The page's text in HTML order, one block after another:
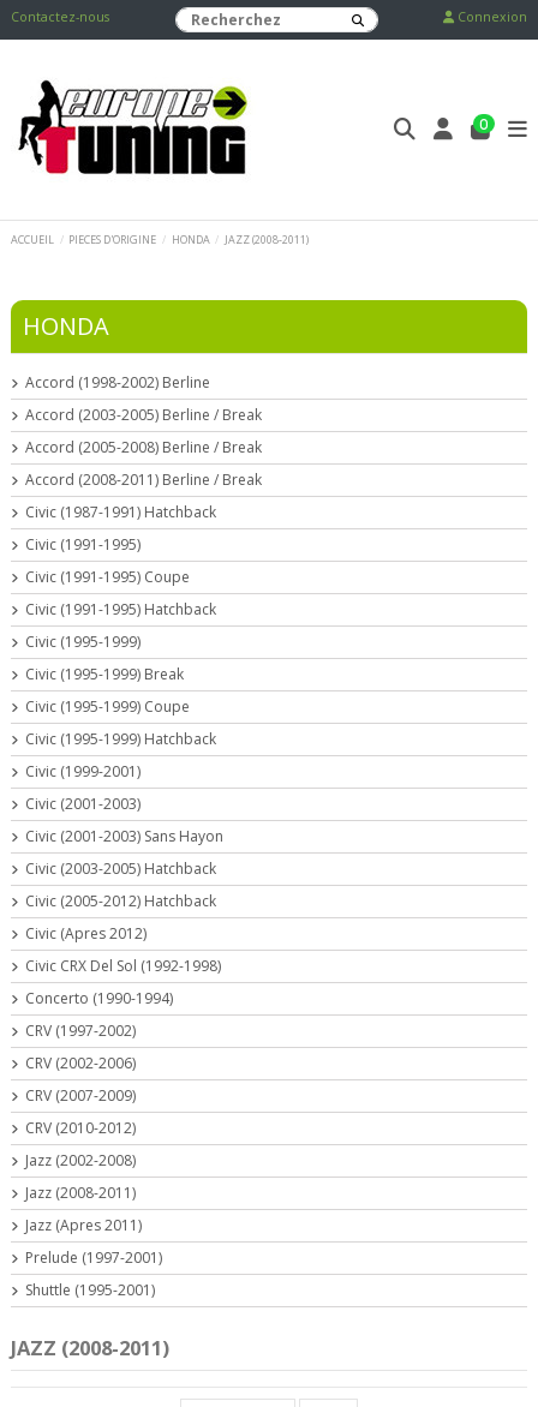
Contactez-nous Connexion
0
ACCUEIL PIECES D'ORIGINE HONDA JAZZ (2008-2011)
JAZZ (2008-2011)
HONDA
Accord (1998-2002) Berline
Accord (2003-2005) Berline / Break
Accord (2005-2008) Berline / Break
Accord (2008-2011) Berline / Break
Civic (1987-1991) Hatchback
Civic (1991-1995)
Civic (1991-1995) Coupe
Civic (1991-1995) Hatchback
Civic (1995-1999)
Civic (1995-1999) Break
Civic (1995-1999) Coupe
Civic (1995-1999) Hatchback
Civic (1999-2001)
Civic (2001-2003)
Civic (2001-2003) Sans Hayon
Civic (2003-2005) Hatchback
Civic (2005-2012) Hatchback
Civic (Apres 2012)
Civic CRX Del Sol (1992-1998)
Concerto (1990-1994)
CRV (1997-2002)
CRV (2002-2006)
CRV (2007-2009)
CRV (2010-2012)
Jazz (2002-2008)
Jazz (2008-2011)
Jazz (Apres 2011)
Prelude (1997-2001)
Shuttle (1995-2001)